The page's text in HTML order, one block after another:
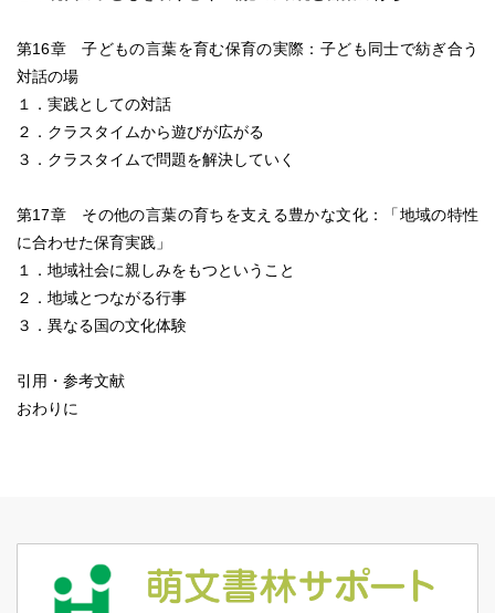
第16章 子どもの言葉を育む保育の実際：子ども同士で紡ぎ合う
対話の場
１．実践としての対話
２．クラスタイムから遊びが広がる
３．クラスタイムで問題を解決していく
第17章 その他の言葉の育ちを支える豊かな文化：「地域の特性
に合わせた保育実践」
１．地域社会に親しみをもつということ
２．地域とつながる行事
３．異なる国の文化体験
引用・参考文献
おわりに